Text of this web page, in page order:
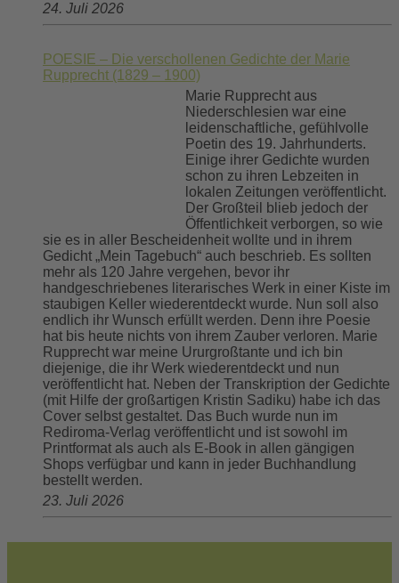
24. Juli 2026
POESIE – Die verschollenen Gedichte der Marie
Rupprecht (1829 – 1900)
Marie Rupprecht aus
Niederschlesien war eine
leidenschaftliche, gefühlvolle
Poetin des 19. Jahrhunderts.
Einige ihrer Gedichte wurden
schon zu ihren Lebzeiten in
lokalen Zeitungen veröffentlicht.
Der Großteil blieb jedoch der
Öffentlichkeit verborgen, so wie
sie es in aller Bescheidenheit wollte und in ihrem
Gedicht „Mein Tagebuch“ auch beschrieb. Es sollten
mehr als 120 Jahre vergehen, bevor ihr
handgeschriebenes literarisches Werk in einer Kiste im
staubigen Keller wiederentdeckt wurde. Nun soll also
endlich ihr Wunsch erfüllt werden. Denn ihre Poesie
hat bis heute nichts von ihrem Zauber verloren. Marie
Rupprecht war meine Ururgroßtante und ich bin
diejenige, die ihr Werk wiederentdeckt und nun
veröffentlicht hat. Neben der Transkription der Gedichte
(mit Hilfe der großartigen Kristin Sadiku) habe ich das
Cover selbst gestaltet. Das Buch wurde nun im
Rediroma-Verlag veröffentlicht und ist sowohl im
Printformat als auch als E-Book in allen gängigen
Shops verfügbar und kann in jeder Buchhandlung
bestellt werden.
23. Juli 2026